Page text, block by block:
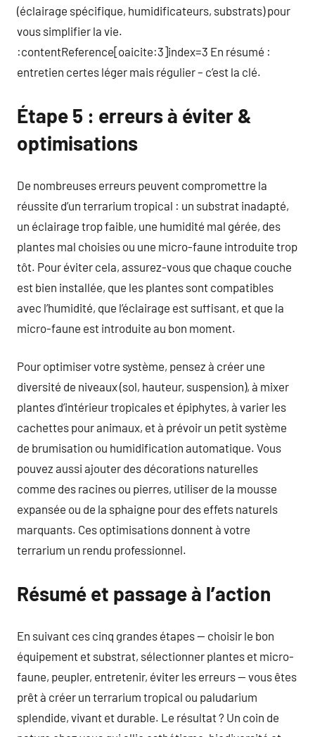
(éclairage spécifique, humidificateurs, substrats) pour
vous simplifier la vie.
:contentReference[oaicite:3]index=3 En résumé :
entretien certes léger mais régulier – c’est la clé.
Étape 5 : erreurs à éviter &
optimisations
De nombreuses erreurs peuvent compromettre la
réussite d’un terrarium tropical : un substrat inadapté,
un éclairage trop faible, une humidité mal gérée, des
plantes mal choisies ou une micro-faune introduite trop
tôt. Pour éviter cela, assurez-vous que chaque couche
est bien installée, que les plantes sont compatibles
avec l’humidité, que l’éclairage est suffisant, et que la
micro-faune est introduite au bon moment.
Pour optimiser votre système, pensez à créer une
diversité de niveaux (sol, hauteur, suspension), à mixer
plantes d’intérieur tropicales et épiphytes, à varier les
cachettes pour animaux, et à prévoir un petit système
de brumisation ou humidification automatique. Vous
pouvez aussi ajouter des décorations naturelles
comme des racines ou pierres, utiliser de la mousse
expansée ou de la sphaigne pour des effets naturels
marquants. Ces optimisations donnent à votre
terrarium un rendu professionnel.
Résumé et passage à l’action
En suivant ces cinq grandes étapes — choisir le bon
équipement et substrat, sélectionner plantes et micro-
faune, peupler, entretenir, éviter les erreurs — vous êtes
prêt à créer un terrarium tropical ou paludarium
splendide, vivant et durable. Le résultat ? Un coin de